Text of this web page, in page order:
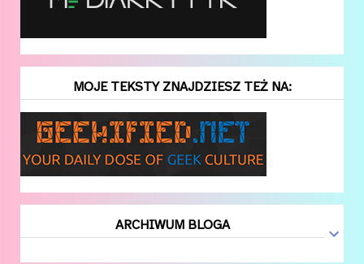
MOJE TEKSTY ZNAJDZIESZ TEŻ NA:
ARCHIWUM BLOGA